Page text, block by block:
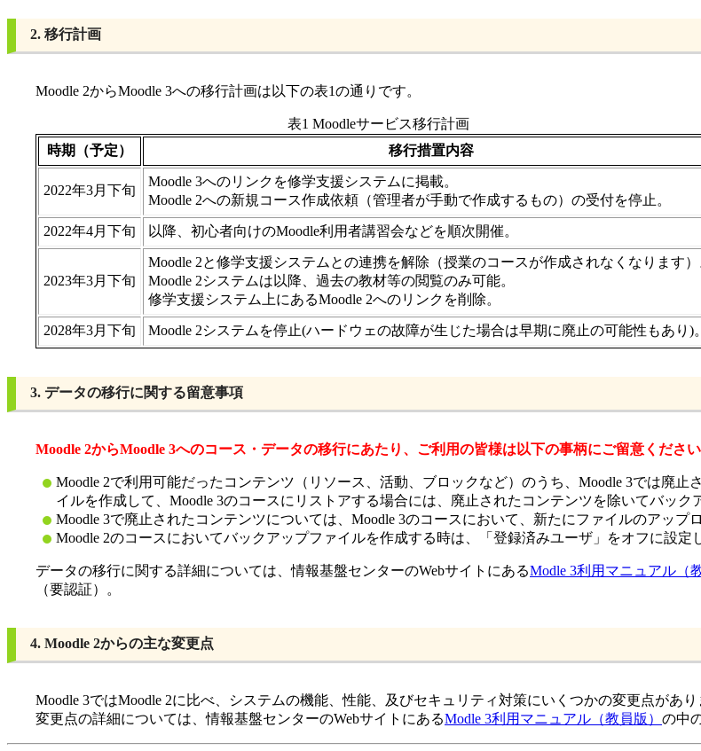
2. 移行計画
Moodle 2からMoodle 3への移行計画は以下の表1の通りです。
表1 Moodleサービス移行計画
時期（予定）
移行措置内容
2022年3月下旬
Moodle 3へのリンクを修学支援システムに掲載。
Moodle 2への新規コース作成依頼（管理者が手動で作成するもの）の受付を停止。
2022年4月下旬 以降、初心者向けのMoodle利用者講習会などを順次開催。
2023年3月下旬
Moodle 2と修学支援システムとの連携を解除（授業のコースが作成されなくなります）
Moodle 2システムは以降、過去の教材等の閲覧のみ可能。
修学支援システム上にあるMoodle 2へのリンクを削除。
2028年3月下旬 Moodle 2システムを停止(ハードウェの故障が生じた場合は早期に廃止の可能性もあり)。
3. データの移行に関する留意事項
Moodle 2からMoodle 3へのコース・データの移行にあたり、ご利用の皆様は以下の事柄にご留意ください
Moodle 2で利用可能だったコンテンツ（リソース、活動、ブロックなど）のうち、Moodle 3では廃
イルを作成して、Moodle 3のコースにリストアする場合には、廃止されたコンテンツを除いてバック
Moodle 3で廃止されたコンテンツについては、Moodle 3のコースにおいて、新たにファイルのアッ
Moodle 2のコースにおいてバックアップファイルを作成する時は、「登録済みユーザ」をオフに設定
データの移行に関する詳細については、情報基盤センターのWebサイトにあるModle 3利用マニュアル（
（要認証）。
4. Moodle 2からの主な変更点
Moodle 3ではMoodle 2に比べ、システムの機能、性能、及びセキュリティ対策にいくつかの変更点があり
変更点の詳細については、情報基盤センターのWebサイトにあるModle 3利用マニュアル（教員版） の中